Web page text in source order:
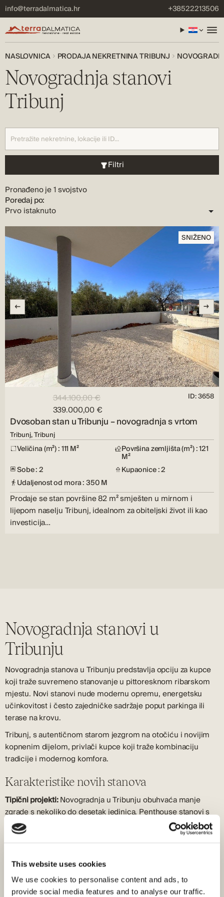
This website uses cookies
We use cookies to personalise content and ads, to
provide social media features and to analyse our traffic.
info@terradalmatica.hr +38522213506
NASLOVNICA PRODAJA NEKRETNINA TRIBUNJ
Novogradnja stanovi
Tribunj
Filtri
Pronađeno je 1 svojstvo
Poredaj po:
SNIŽENO
344.100,00 €
339.000,00 €
ID: 3658
Dvosoban stan u Tribunju – novogradnja s vrtom
Tribunj, Tribunj
Veličina (m²) : 111 M² Površina zemljišta (m²) : 121
M²
Sobe : 2
Kupaonice : 2
Udaljenost od mora : 350 M
Prodaje se stan površine 82 m² smješten u mirnom i
lijepom naselju Tribunj, idealnom za obiteljski život ili kao
investicija…
Novogradnja stanovi u
Tribunju
Novogradnja stanova u Tribunju predstavlja opciju za kupce
koji traže suvremeno stanovanje u pittoresknom ribarskom
mjestu. Novi stanovi nude modernu opremu, energetsku
učinkovitost i često zajedničke sadržaje poput parkinga ili
terase na krovu.
Tribunj, s autentičnom starom jezgrom na otočiću i novijim
kopnenim dijelom, privlači kupce koji traže kombinaciju
tradicije i modernog komfora.
Karakteristike novih stanova
Tipični projekti:Novogradnja u Tribunju obuhvaća manje
zgrade s nekoliko do desetak jedinica. Penthouse stanovi s
terasama i pogledom na more posebno su traženi.
mjesta obično su osigurana.
Lokacije:Novi stambeni projekti nastaju na kopnenom dijelu
Tribunja, često s pogledom na more ili staru jezgru.